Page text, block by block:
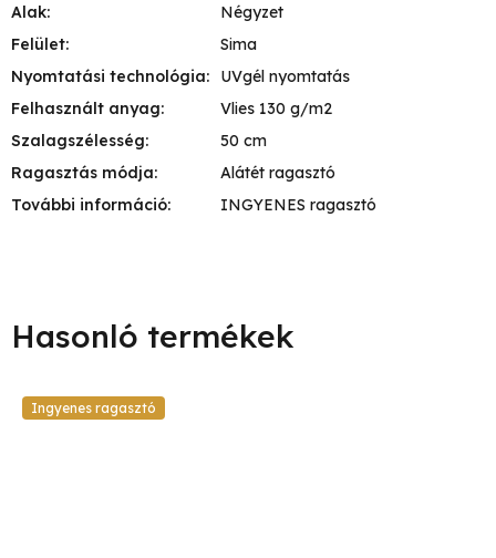
Alak:
Négyzet
Felület:
Sima
Nyomtatási technológia:
UVgél nyomtatás
Felhasznált anyag:
Vlies 130 g/m2
Szalagszélesség:
50 cm
Ragasztás módja:
Alátét ragasztó
További információ: INGYENES ragasztó
Ingyenes ragasztó